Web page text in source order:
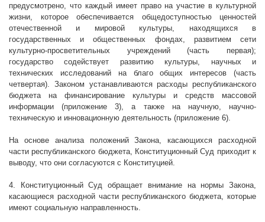
предусмотрено, что каждый имеет право на участие в культурной
жизни, которое обеспечивается общедоступностью ценностей
отечественной и мировой культуры, находящихся в
государственных и общественных фондах, развитием сети
культурно-просветительных учреждений (часть первая);
государство содействует развитию культуры, научных и
технических исследований на благо общих интересов (часть
четвертая). Законом устанавливаются расходы республиканского
бюджета на финансирование культуры и средств массовой
информации (приложение 3), а также на научную, научно-
техническую и инновационную деятельность (приложение 6).
На основе анализа положений Закона, касающихся расходной
части республиканского бюджета, Конституционный Суд приходит к
выводу, что они согласуются с Конституцией.
4. Конституционный Суд обращает внимание на нормы Закона,
касающиеся расходной части республиканского бюджета, которые
имеют социальную направленность.